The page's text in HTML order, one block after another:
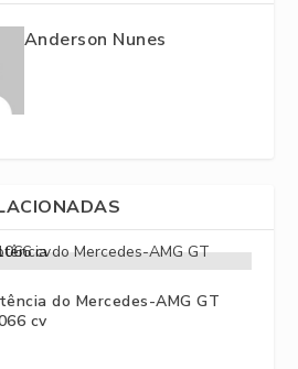
Anderson Nunes
do Mercedes-AMG GT
cv